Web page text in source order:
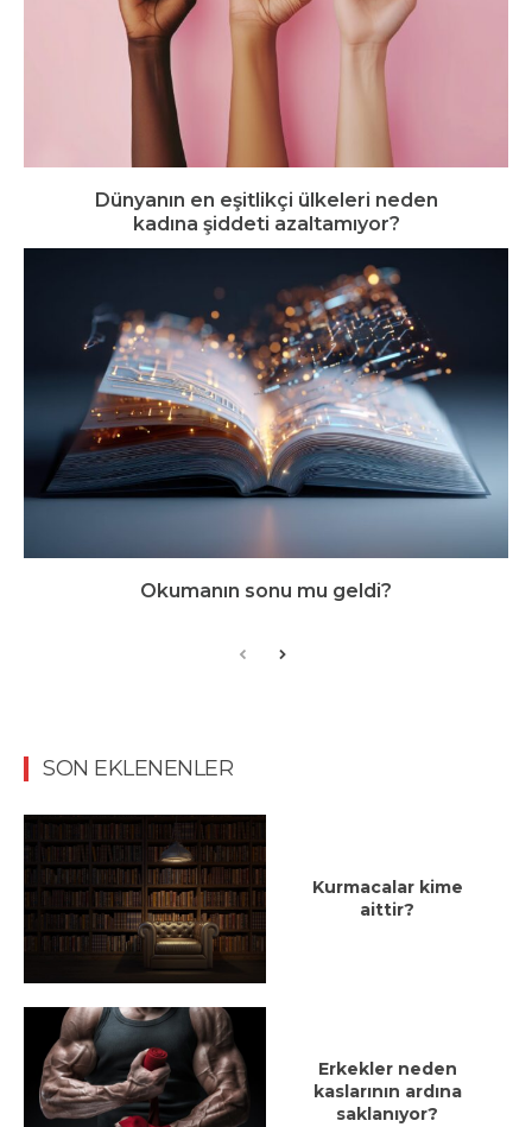
Dünyanın en eşitlikçi ülkeleri neden
kadına şiddeti azaltamıyor?
Okumanın sonu mu geldi?
SON EKLENENLER
Kurmacalar kime
aittir?
Erkekler neden
kaslarının ardına
saklanıyor?